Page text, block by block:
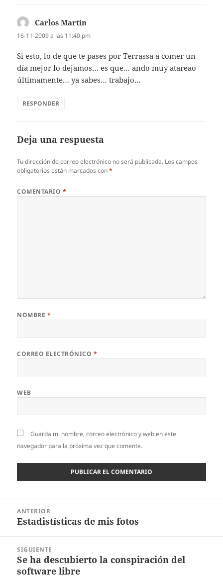
Carlos Martin
16-11-2009 a las 11:40 pm
Si esto, lo de que te pases por Terrassa a comer un
día mejor lo dejamos… es que… ando muy atareao
últimamente… ya sabes… trabajo…
RESPONDER
Deja una respuesta
Tu dirección de correo electrónico no será publicada. Los campos
obligatorios están marcados con*
COMENTARIO *
NOMBRE *
CORREO ELECTRÓNICO *
WEB
Guarda mi nombre, correo electrónico y web en este
navegador para la próxima vez que comente.
entradas
ANTERIOR
Entrada
Estadistísticas de mis fotos
SIGUIENTE
Entrada
siguiente:
Se ha descubierto la conspiración del
software libre